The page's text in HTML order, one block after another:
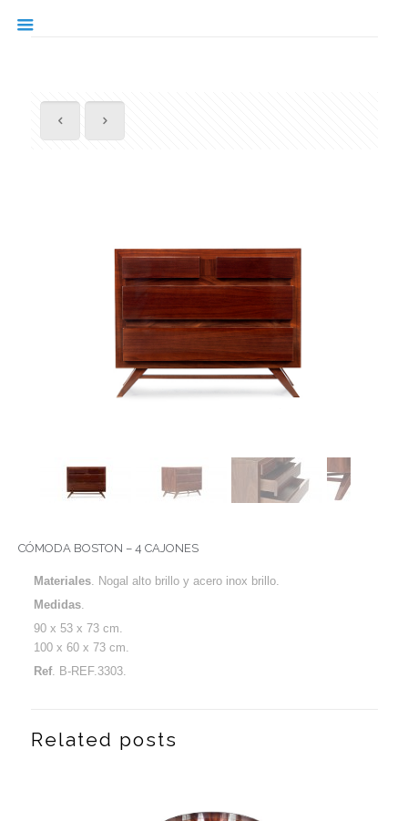
CÓMODA BOSTON – 4 CAJONES
Materiales. Nogal alto brillo y acero inox brillo.
Medidas.
90 x 53 x 73 cm.
100 x 60 x 73 cm.
Ref. B-REF.3303.
Related posts